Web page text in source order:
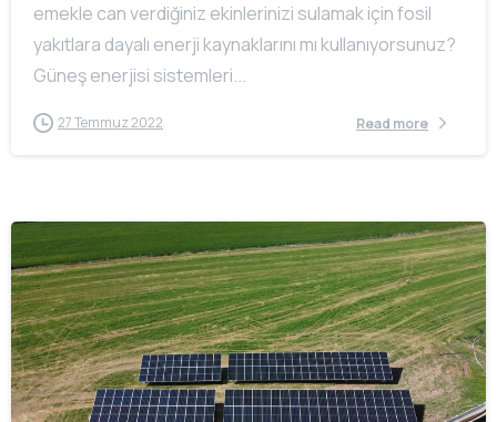
emekle can verdiğiniz ekinlerinizi sulamak için fosil
yakıtlara dayalı enerji kaynaklarını mı kullanıyorsunuz?
Güneş enerjisi sistemleri...
27 Temmuz 2022 Read more